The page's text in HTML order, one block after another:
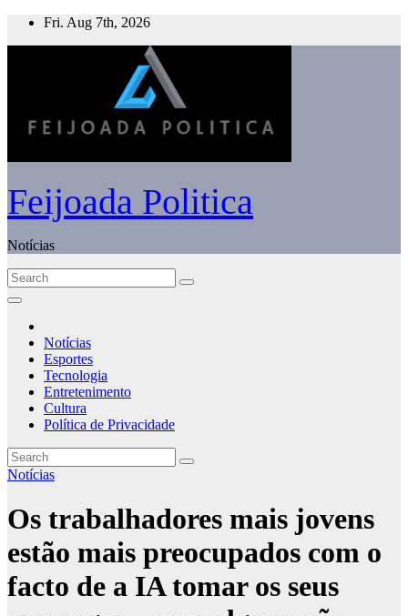
Skip
Fri. Aug 7th, 2026
Feijoada Politica
Notícias
Notícias
Esportes
Tecnologia
Entretenimento
Cultura
Política de Privacidade
Notícias
Os trabalhadores mais jovens
estão mais preocupados com o
facto de a IA tomar os seus